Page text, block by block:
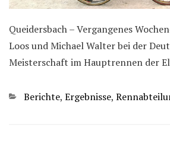
Queidersbach – Vergangenes
Loos und Michael Walter bei der
Meisterschaft im Hauptrennen der
Kategorien
Berichte, Ergebnisse,